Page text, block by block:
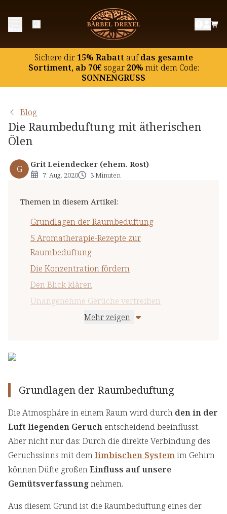
Sichere dir15% Rabatt aufdas gesamte
Sortiment, ab 70€ sogar20% mit dem Code:
SONNENGRUSS
Blog
Die Raumbeduftung mit ätherischen
Ölen
G Grit Leiendecker (ehem. Rost)
7. Aug. 2020 3 Minuten
Themen in diesem Artikel:
Grundlagen der Raumbeduftung
5 Aromatherapie-Rezepte zur
Raumbeduftung
Die Konzentration fördern
Den Blick klären
Unangenehme Gerüche vertreiben
Tief durchatmenMehr zeigen
Grundlagen der Raumbeduftung
5 Aromatherapie-Rezepte zur Raumbeduftung
Die Konzentration fördern
Den Blick klären
Unangenehme Gerüche vertreiben
Gute Stimmung verbreiten
Grundlagen der Raumbeduftung
Die Atmosphäre in einem Raum wird durch den in der
Luft liegenden Geruch entscheidend beeinflusst.
Aber nicht nur das: Durch die direkte Verbindung des
Geruchssinns mit demlimbischen Systemim Gehirn
können Düfte großenEinfluss auf unsere
Gemütsverfassungnehmen.
Aus diesem Grund ist die Raumbeduftung eines der